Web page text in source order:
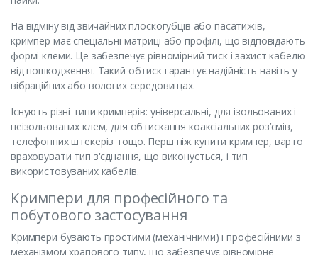
На відміну від звичайних плоскогубців або пасатижів,
кримпер має спеціальні матриці або профілі, що відповідають
формі клеми. Це забезпечує рівномірний тиск і захист кабелю
від пошкодження. Такий обтиск гарантує надійність навіть у
вібраційних або вологих середовищах.
Існують різні типи кримперів: універсальні, для ізольованих і
неізольованих клем, для обтискання коаксіальних роз’ємів,
телефонних штекерів тощо. Перш ніж купити кримпер, варто
враховувати тип з'єднання, що виконується, і тип
використовуваних кабелів.
Кримпери для професійного та
побутового застосування
Кримпери бувають простими (механічними) і професійними з
механізмом храпового типу, що забезпечує рівномірне